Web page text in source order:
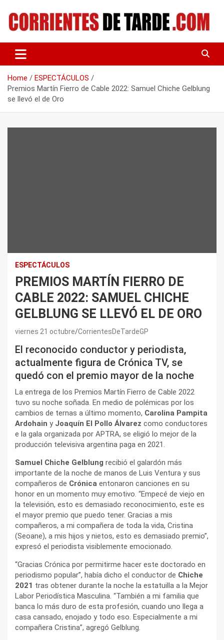
content
CORRIENTES DE TARDE
Home
ESPECTÁCULOS
Premios Martín Fierro de Cable 2022: Samuel Chiche Gelblung
se llevó el de Oro
ESPECTÁCULOS
PREMIOS MARTÍN FIERRO DE
CABLE 2022: SAMUEL CHICHE
GELBLUNG SE LLEVÓ EL DE ORO
viernes 21 octubre CorrientesDeTardeGP
El reconocido conductor y periodista,
actualmente figura de Crónica TV, se
quedó con el premio mayor de la noche
La entrega de los Premios Martín Fierro de Cable 2022
tuvo su noche soñada. En medio de polémicas por los
cambios de ternas a último momento, Carolina Pampita
Ardohain y Joaquín El Pollo Álvarez como conductores
e la gala organizada por APTRA, se eligió lo mejor de la
producción televisiva argentina paga en 2021.
Samuel Chiche Gelblung recibió el galardón más
importante de la noche de manos de Luis Ventura y sus
compañeros de Crónica entonaron canciones en su
honor en un momento muy emotivo. “Empecé de viejo en
la televisión, esto es demasiado reconocimiento, este es
el mayor premio que puedo tener. Gracias a mis
compañeros, a mi compañera de toda la vida, Cristina
(Seoane), a mis hijos y nietos, esto es demasiado premio”,
expresó el periodista visiblemente emocionado.
“Gracias Crónica por permitirme hacer este doctorado en
periodismo popular”, había dicho el conductor de Chiche
2021 tras obtener durante la noche la estatuilla a la Mejor
Labor Periodística Masculina. “También a mi familia que
banca lo más duro de esta profesión, cuando uno llega a
casa cansado, enojado y todo eso. Especialmente a mi
compañera Cristina”, agregó Gelblung.